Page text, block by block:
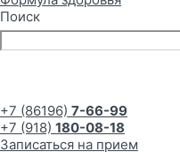
Поиск
+7 (86196) 7-66-99
+7 (918) 180-08-18
Записаться на прием